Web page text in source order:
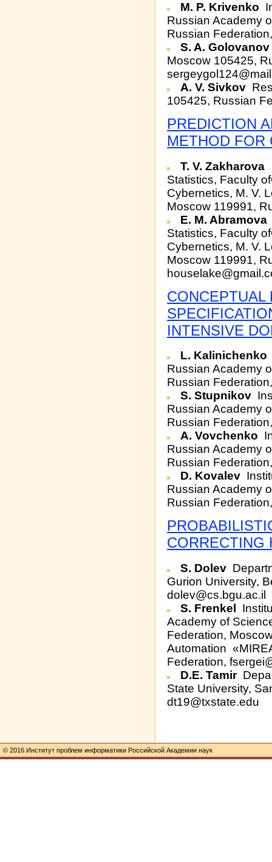
M. P. Krivenko
Russian Academy
Russian
S. A. Golovanov
Moscow 105425,
A. V. Sivkov
105425, Russian
PREDICTION
METHOD FOR
T. V. Zakharova
Statistics, Faculty
Cybernetics, M. V.
Moscow 119991,
E. M. Abramova
Statistics, Faculty
Cybernetics, M. V.
Moscow 119991,
CONCEPTUAL
INTENSIVE
L. Kalinichenko
Russian Academy
Russian
S. Stupnikov
Russian Academy
Russian
A. Vovchenko
Russian Academy
Russian
D. Kovalev
Russian Academy
Russian
CORRECTING
S. Dolev
Gurion University,
dolev@cs.bgu.ac.il
S. Frenkel
Academy of
Federation,
Automation
Federation,
D.E. Tamir
State University,
dt19@txstate.edu
© 2016 Институт проблем информатики Российской Академии наук